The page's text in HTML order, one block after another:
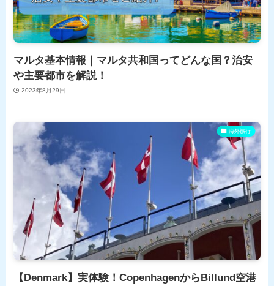
マルタ基本情報｜マルタ共和国ってどんな国？治安
や主要都市を解説！
2023年8月29日
海外旅行
【Denmark】実体験！CopenhagenからBillund空港